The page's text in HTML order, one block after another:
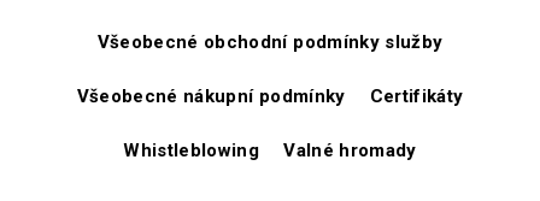
Všeobecné obchodní podmínky služby
Všeobecné nákupní podmínky Certifikáty
Whistleblowing Valné hromady